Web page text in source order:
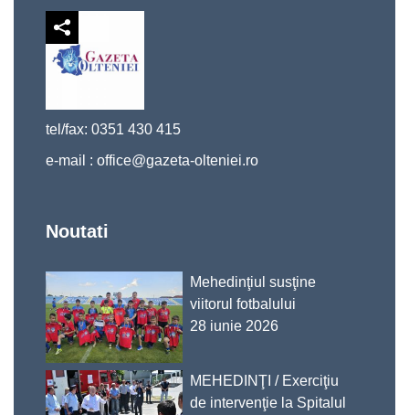
tel/fax: 0351 430 415
e-mail : office@gazeta-olteniei.ro
Noutati
Mehedinţiul susţine
viitorul fotbalului
28 iunie 2026
MEHEDINŢI / Exerciţiu
de intervenţie la Spitalul